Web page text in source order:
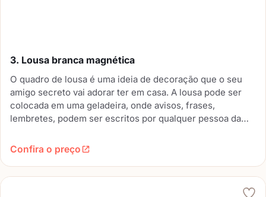
3. Lousa branca magnética
O quadro de lousa é uma ideia de decoração que o seu
amigo secreto vai adorar ter em casa. A lousa pode ser
colocada em uma geladeira, onde avisos, frases,
lembretes, podem ser escritos por qualquer pessoa da
Confira o preço